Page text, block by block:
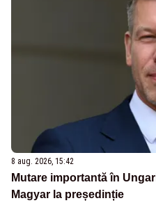
8 aug. 2026, 15:42
Mutare importantă în
Magyar la președinție